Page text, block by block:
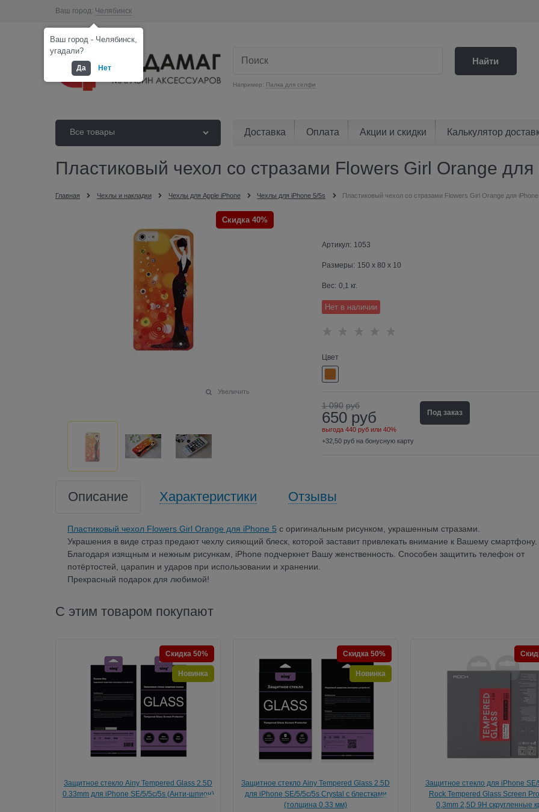
Ваш город: Челябинск
Например: Палка для селфи
Найти
Все товары Доставка Оплата Акции и скидки Калькулятор
Пластиковый чехол со стразами Flowers Girl Orange
Главная Чехлы и накладки Чехлы для Apple iPhone Чехлы для iPhone 5/5s Пластиковый чехол со стразами Flowers Girl Orange для
Скидка 40%
Увеличить
Артикул: 1053
Размеры: 150 x 80 x 10
Вес: 0,1 кг.
Нет в наличии
Цвет
1 090 руб
650 руб
выгода 440 рубили 40%
+32,50 руб на бонусную карту
Под заказ
Описание Характеристики Отзывы
Пластиковый чехол Flowers Girl Orange для iPhone 5 с оригинальным рисунком, украшенным стразами.
Украшения в виде страз предают чехлу сияющий блеск, которой заставит привлекать внимание к Вашему смартфону.
Благодаря изящным и нежным рисункам, iPhone подчеркнет Вашу женственность. Способен защитить телефон от
потёртостей, царапин и ударов при использовании и хранении.
Прекрасный подарок для любимой!
С этим товаром покупают
Защитное стекло Ainy Tempered Glass 2.5D
0.33mm для iPhone SE/5/5c/5s (Анти-шпион)
Скидка 50%
Новинка
Защитное стекло Ainy Tempered Glass 2.5D
для iPhone SE/5/5c/5s Crystal с блестками
(толщина 0.33 мм)
Скидка 50%
Новинка
Защитное стекло для iPhone SE/
Rock Tempered Glass Screen
0,3mm 2,5D 9H скругленные
Ваш город - Челябинск,
угадали?
Да Нет